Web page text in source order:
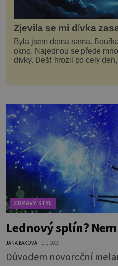
Zjevila se mi dívka
Byla jsem doma sama.
okno. Najednou se přede
dívky. Déšť hrozil po celý
bouřka. Do topolů před
ZDRAVÝ STYL
Lednový splín?
JANA BAXOVÁ 1.1.2019
Důvodem novoroční